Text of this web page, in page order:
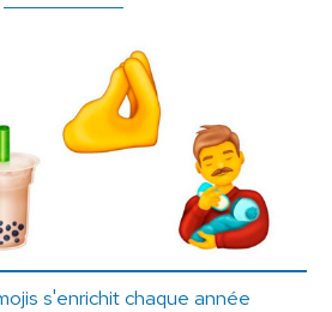
s'enrichit chaque année